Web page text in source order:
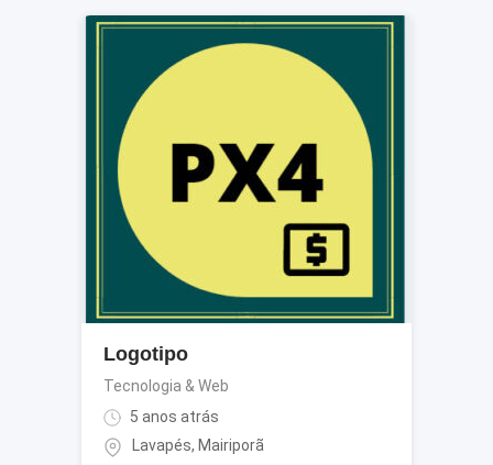
Logotipo
Tecnologia & Web
5 anos atrás
Lavapés, Mairiporã